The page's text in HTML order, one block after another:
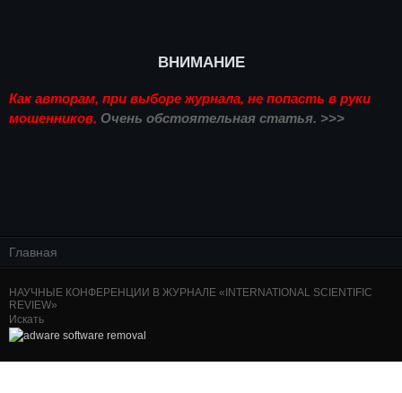
ВНИМАНИЕ
Как авторам, при выборе журнала, не попасть в руки
мошенников. Очень обстоятельная статья. >>>
Главная
НАУЧНЫЕ КОНФЕРЕНЦИИ В ЖУРНАЛЕ «INTERNATIONAL SCIENTIFIC
REVIEW»
Искать